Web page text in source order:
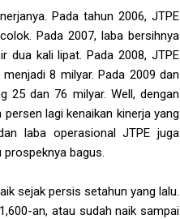
Pada tahun 2006, JTPE
Pada 2007, laba bersihnya
dua kali lipat. Pada 2008, JTPE
8 milyar. Pada 2009 dan
25 dan 76 milyar. Well, dengan
lagi kenaikan kinerja yang
laba operasional JTPE juga
bagus.
sejak persis setahun yang lalu.
an, atau sudah naik sampai